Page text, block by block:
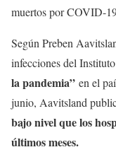
muertos por COVID-
Según Preben
infecciones del
la pandemia” en el
junio, Aavitsland
bajo nivel que los
últimos meses.